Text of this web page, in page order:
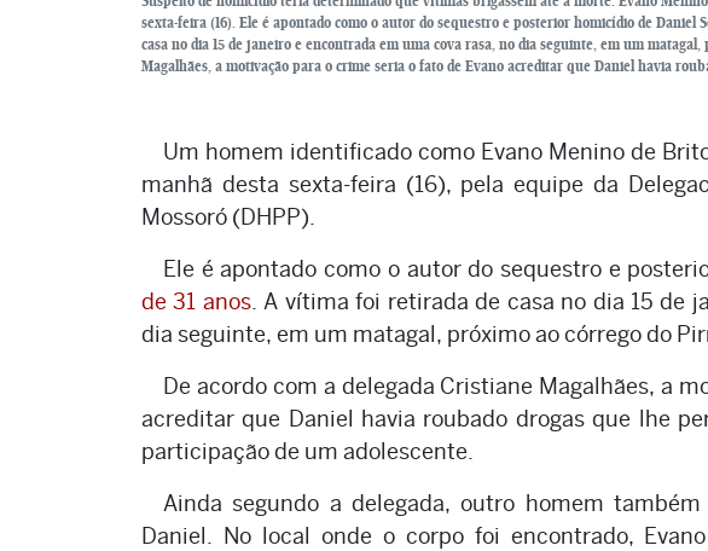
sexta-feira (16). Ele é apontado como o autor do sequestro e posterior homicídio de Daniel
casa no dia 15 de janeiro e encontrada em uma cova rasa, no dia seguinte, em um
Magalhães, a motivação para o crime seria o fato de Evano acreditar que Daniel havia
Um homem identificado como Evano Menino de
manhã desta sexta-feira (16), pela equipe da
Mossoró (DHPP).
Ele é apontado como o autor do sequestro e
de 31 anos. A vítima foi retirada de casa no dia 15 de
dia seguinte, em um matagal, próximo ao córrego do
De acordo com a delegada Cristiane Magalhães, a
acreditar que Daniel havia roubado drogas que lhe
participação de um adolescente.
Ainda segundo a delegada, outro homem
Daniel. No local onde o corpo foi encontrado,